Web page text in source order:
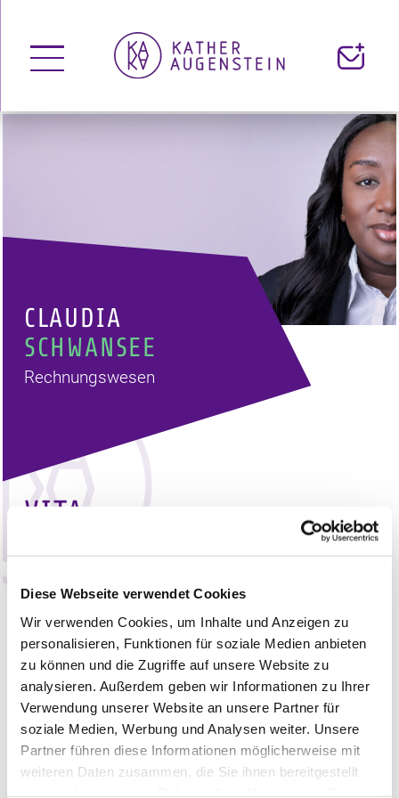
Diese Webseite verwendet Cookies
Wir verwenden Cookies, um Inhalte und Anzeigen zu
personalisieren, Funktionen für soziale Medien anbieten
zu können und die Zugriffe auf unsere Website zu
analysieren. Außerdem geben wir Informationen zu Ihrer
Verwendung unserer Website an unsere Partner für
soziale Medien, Werbung und Analysen weiter. Unsere
Partner führen diese Informationen möglicherweise mit
weiteren Daten zusammen, die Sie ihnen bereitgestellt
Menü
öffnen
Kontakt
CLAUDIA
SCHWANSEE
Rechnungswesen
VITA
bin seit dem Jahr 2025 für die Kanzlei
Kather Augenstein tätig.
Ich bin für das Rechnungswesen zuständig.
KONTAKT
+49(0)211 513536-0